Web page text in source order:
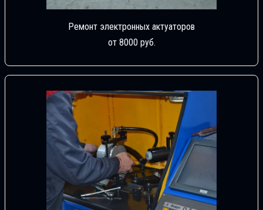
Ремонт электронных актуаторов
от 8000 руб.